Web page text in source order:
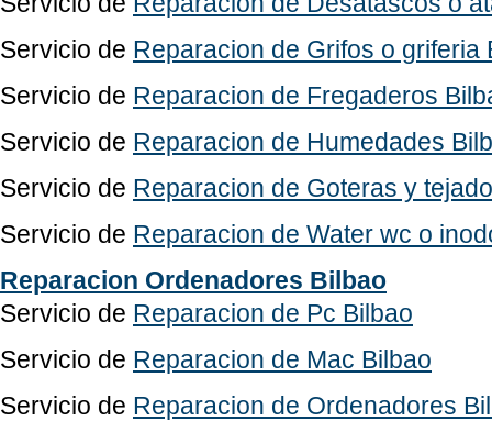
Servicio de Reparacion de Grifos o griferia
Servicio de Reparacion de Fregaderos
Servicio de Reparacion de Humedades
Servicio de Reparacion de Goteras y
Servicio de Reparacion de Water wc o
Reparacion Ordenadores Bilbao
Servicio de Reparacion de Pc Bilbao
Servicio de Reparacion de Mac Bilbao
Servicio de Reparacion de Ordenadores